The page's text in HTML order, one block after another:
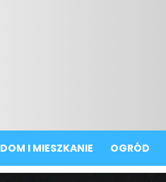
DOM I MIESZKANIE OGRÓD